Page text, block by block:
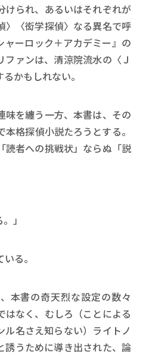
けられ、あるいはそれぞれが
〉〈衒学探偵〉なる異名で呼
ーロック＋アカデミー』の
ァンは、清涼院流水の〈Ｊ
かもしれない。
を纏う一方、本書は、その
格探偵小説たろうとする。
読者への挑戦状」ならぬ「説
」
る。
本書の奇天烈な設定の数々
はなく、むしろ（ことによる
ル名さえ知らない）ライトノ
誘うために導き出された、論